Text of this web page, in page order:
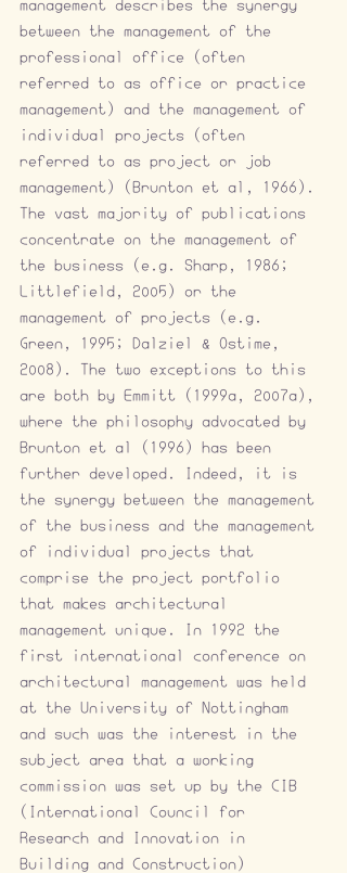
management describes the synergy
between the management of the
professional office (often
referred to as office or practice
management) and the management of
individual projects (often
referred to as project or job
management) (Brunton et al, 1966).
The vast majority of publications
concentrate on the management of
the business (e.g. Sharp, 1986;
Littlefield, 2005) or the
management of projects (e.g.
Green, 1995; Dalziel & Ostime,
2008). The two exceptions to this
are both by Emmitt (1999a, 2007a),
where the philosophy advocated by
Brunton et al (1996) has been
further developed. Indeed, it is
the synergy between the management
of the business and the management
of individual projects that
comprise the project portfolio
that makes architectural
management unique. In 1992 the
first international conference on
architectural management was held
at the University of Nottingham
and such was the interest in the
subject area that a working
commission was set up by the CIB
(International Council for
Research and Innovation in
Building and Construction) –